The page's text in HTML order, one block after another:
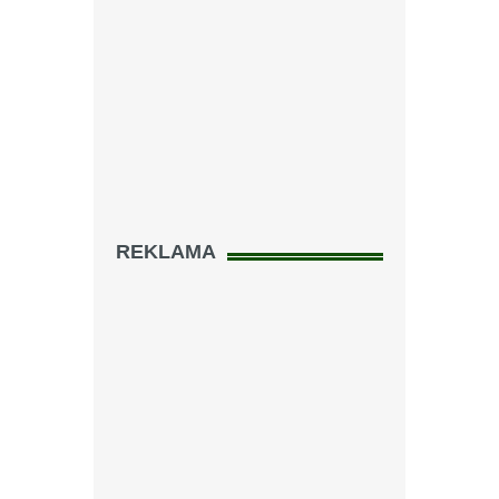
REKLAMA